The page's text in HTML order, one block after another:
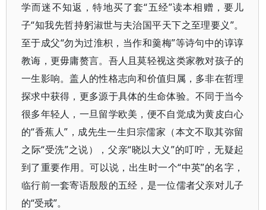
学而迷不知返，特地买了套“五经”读本相赠，要儿
子“知我先哲持躬淑世与夫治国平天下之至理要义”。
至于成父“勿为过淮枳，当作和羹梅”等诗句中的谆谆
教诲，更毋庸赘言。吾人且莫轻视这类家教对孩子的
一生影响。盖人的性格志向和价值归属，多非在哲理
探求中获得，更多源于具体的生命体验。不同于当今
很多年轻人，一旦留学欧美，便不自觉成为黄皮白心
的“香蕉人”，成先生一生归宗儒家（本文不取其弥留
之际“受洗”之说），父亲“晓以大义”的叮咛，无疑起
到了重要作用。可以说，出生时一个“中英”的名字，
临行前一套寄语殷殷的五经，是一位儒者父亲对儿子
的“受戒”。